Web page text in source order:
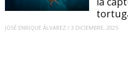
JOSÉ ENRIQUE ÁLVAREZ / 3 DICIEMBRE, 2025